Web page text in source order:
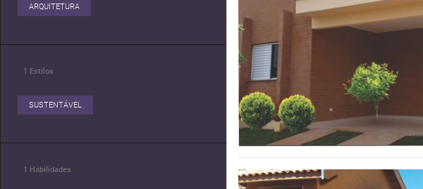
ARQUITETURA
1 Estilos
SUSTENTÁVEL
1 Habilidades